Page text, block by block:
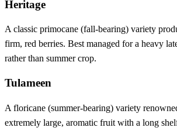
Heritage
A classic primocane (fall-bearing) variety
firm, red berries. Best managed for a heavy
rather than summer crop.
Tulameen
A floricane (summer-bearing) variety
extremely large, aromatic fruit with a long